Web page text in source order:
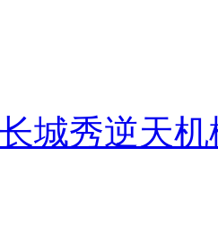
城秀逆天机